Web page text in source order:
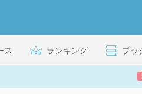
ス ランキング ブッ